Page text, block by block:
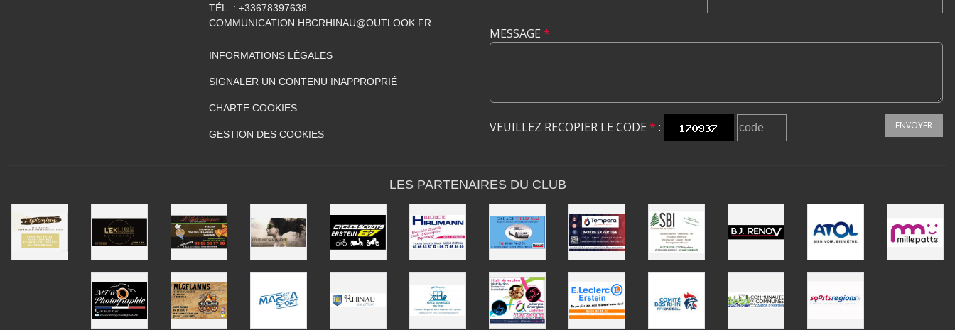
TÉL. : +33678397638
COMMUNICATION.HBCRHINAU@OUTLOOK.FR
INFORMATIONS LÉGALES
SIGNALER UN CONTENU INAPPROPRIÉ
CHARTE COOKIES
GESTION DES COOKIES
MESSAGE *
VEUILLEZ RECOPIER LE CODE * : ENVOYER
LES PARTENAIRES DU CLUB